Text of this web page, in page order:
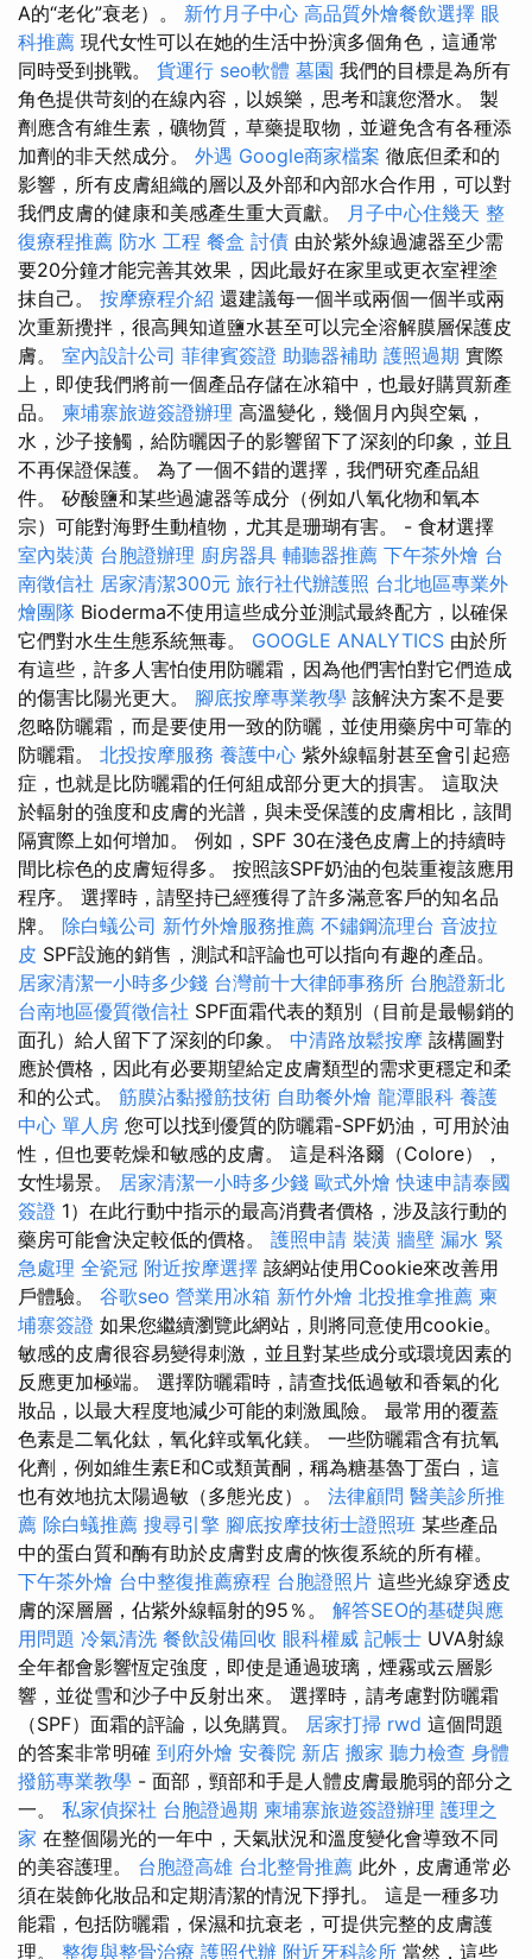
A的“老化”衰老）。 新竹月子中心 高品質外燴餐飲選擇 眼
科推薦 現代女性可以在她的生活中扮演多個角色，這通常
同時受到挑戰。 貨運行 seo軟體 墓園 我們的目標是為所有
角色提供苛刻的在線內容，以娛樂，思考和讓您潛水。 製
劑應含有維生素，礦物質，草藥提取物，並避免含有各種添
加劑的非天然成分。 外遇 Google商家檔案 徹底但柔和的
影響，所有皮膚組織的層以及外部和內部水合作用，可以對
我們皮膚的健康和美感產生重大貢獻。 月子中心住幾天 整
復療程推薦 防水 工程 餐盒 討債 由於紫外線過濾器至少需
要20分鐘才能完善其效果，因此最好在家里或更衣室裡塗
抹自己。 按摩療程介紹 還建議每一個半或兩個一個半或兩
次重新攪拌，很高興知道鹽水甚至可以完全溶解膜層保護皮
膚。 室內設計公司 菲律賓簽證 助聽器補助 護照過期 實際
上，即使我們將前一個產品存儲在冰箱中，也最好購買新產
品。 柬埔寨旅遊簽證辦理 高溫變化，幾個月內與空氣，
水，沙子接觸，給防曬因子的影響留下了深刻的印象，並且
不再保證保護。 為了一個不錯的選擇，我們研究產品組
件。 矽酸鹽和某些過濾器等成分（例如八氧化物和氧本
宗）可能對海野生動植物，尤其是珊瑚有害。 - 食材選擇
室內裝潢 台胞證辦理 廚房器具 輔聽器推薦 下午茶外燴 台
南徵信社 居家清潔300元 旅行社代辦護照 台北地區專業外
燴團隊 Bioderma不使用這些成分並測試最終配方，以確保
它們對水生生態系統無毒。 GOOGLE ANALYTICS 由於所
有這些，許多人害怕使用防曬霜，因為他們害怕對它們造成
的傷害比陽光更大。 腳底按摩專業教學 該解決方案不是要
忽略防曬霜，而是要使用一致的防曬，並使用藥房中可靠的
防曬霜。 北投按摩服務 養護中心 紫外線輻射甚至會引起癌
症，也就是比防曬霜的任何組成部分更大的損害。 這取決
於輻射的強度和皮膚的光譜，與未受保護的皮膚相比，該間
隔實際上如何增加。 例如，SPF 30在淺色皮膚上的持續時
間比棕色的皮膚短得多。 按照該SPF奶油的包裝重複該應用
程序。 選擇時，請堅持已經獲得了許多滿意客戶的知名品
牌。 除白蟻公司 新竹外燴服務推薦 不鏽鋼流理台 音波拉
皮 SPF設施的銷售，測試和評論也可以指向有趣的產品。
居家清潔一小時多少錢 台灣前十大律師事務所 台胞證新北
台南地區優質徵信社 SPF面霜代表的類別（目前是最暢銷的
面孔）給人留下了深刻的印象。 中清路放鬆按摩 該構圖對
應於價格，因此有必要期望給定皮膚類型的需求更穩定和柔
和的公式。 筋膜沾黏撥筋技術 自助餐外燴 龍潭眼科 養護
中心 單人房 您可以找到優質的防曬霜-SPF奶油，可用於油
性，但也要乾燥和敏感的皮膚。 這是科洛爾（Colore），
女性場景。 居家清潔一小時多少錢 歐式外燴 快速申請泰國
簽證 1）在此行動中指示的最高消費者價格，涉及該行動的
藥房可能會決定較低的價格。 護照申請 裝潢 牆壁 漏水 緊
急處理 全瓷冠 附近按摩選擇 該網站使用Cookie來改善用
戶體驗。 谷歌seo 營業用冰箱 新竹外燴 北投推拿推薦 柬
埔寨簽證 如果您繼續瀏覽此網站，則將同意使用cookie。
敏感的皮膚很容易變得刺激，並且對某些成分或環境因素的
反應更加極端。 選擇防曬霜時，請查找低過敏和香氣的化
妝品，以最大程度地減少可能的刺激風險。 最常用的覆蓋
色素是二氧化鈦，氧化鋅或氧化鎂。 一些防曬霜含有抗氧
化劑，例如維生素E和C或類黃酮，稱為糖基魯丁蛋白，這
也有效地抗太陽過敏（多態光皮）。 法律顧問 醫美診所推
薦 除白蟻推薦 搜尋引擎 腳底按摩技術士證照班 某些產品
中的蛋白質和酶有助於皮膚對皮膚的恢復系統的所有權。
下午茶外燴 台中整復推薦療程 台胞證照片 這些光線穿透皮
膚的深層層，佔紫外線輻射的95％。 解答SEO的基礎與應
用問題 冷氣清洗 餐飲設備回收 眼科權威 記帳士 UVA射線
全年都會影響恆定強度，即使是通過玻璃，煙霧或云層影
響，並從雪和沙子中反射出來。 選擇時，請考慮對防曬霜
（SPF）面霜的評論，以免購買。 居家打掃 rwd 這個問題
的答案非常明確 到府外燴 安養院 新店 搬家 聽力檢查 身體
撥筋專業教學 - 面部，頸部和手是人體皮膚最脆弱的部分之
一。 私家偵探社 台胞證過期 柬埔寨旅遊簽證辦理 護理之
家 在整個陽光的一年中，天氣狀況和溫度變化會導致不同
的美容護理。 台胞證高雄 台北整骨推薦 此外，皮膚通常必
須在裝飾化妝品和定期清潔的情況下掙扎。 這是一種多功
能霜，包括防曬霜，保濕和抗衰老，可提供完整的皮膚護
理。 整復與整骨治療 護照代辦 附近牙科診所 當然，這些